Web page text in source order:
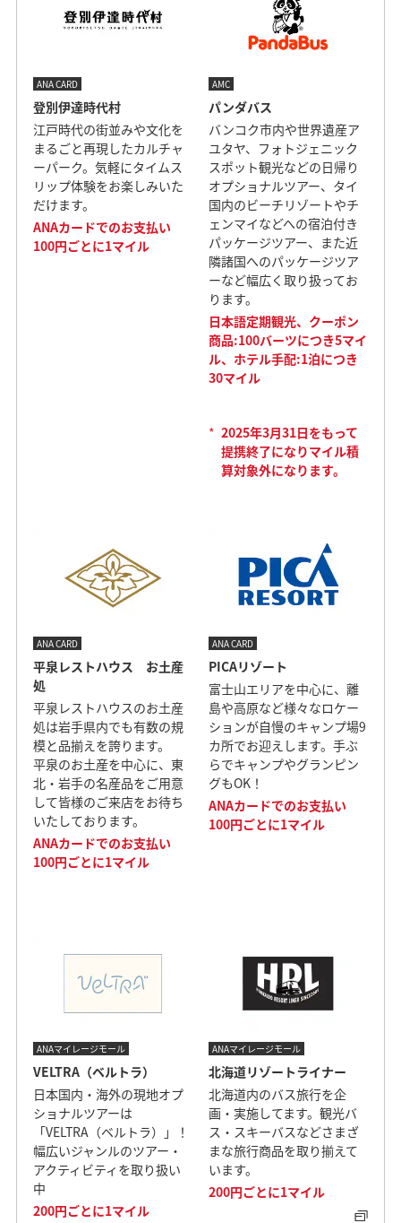
ANA CARD
登別伊達時代村
江戸時代の街並みや文化を
まるごと再現したカルチャ
ーパーク。気軽にタイムス
リップ体験をお楽しみいた
だけます。
ANAカードでのお支払い
100円ごとに1マイル
AMC
パンダバス
バンコク市内や世界遺産ア
ユタヤ、フォトジェニック
スポット観光などの日帰り
オプショナルツアー、タイ
国内のビーチリゾートやチ
ェンマイなどへの宿泊付き
パッケージツアー、また近
隣諸国へのパッケージツア
ーなど幅広く取り扱ってお
ります。
日本語定期観光、クーポン
商品:100バーツにつき5マイ
ル、ホテル手配:1泊につき
30マイル
* 2025年3月31日をもって
提携終了になりマイル積
算対象外になります。
ANA CARD
平泉レストハウス お土産
処
平泉レストハウスのお土産
処は岩手県内でも有数の規
模と品揃えを誇ります。
平泉のお土産を中心に、東
北・岩手の名産品をご用意
して皆様のご来店をお待ち
いたしております。
ANAカードでのお支払い
100円ごとに1マイル
ANA CARD
PICAリゾート
富士山エリアを中心に、離
島や高原など様々なロケー
ションが自慢のキャンプ場9
カ所でお迎えします。手ぶ
らでキャンプやグランピン
グもOK！
ANAカードでのお支払い
100円ごとに1マイル
ANAマイレージモール
VELTRA（ベルトラ）
日本国内・海外の現地オプ
ショナルツアーは
「VELTRA（ベルトラ）」！
幅広いジャンルのツアー・
アクティビティを取り扱い
中
200円ごとに1マイル
ANAマイレージモール
北海道リゾートライナー
北海道内のバス旅行を企
画・実施してます。観光バ
ス・スキーバスなどさまざ
まな旅行商品を取り揃えて
います。
200円ごとに1マイル